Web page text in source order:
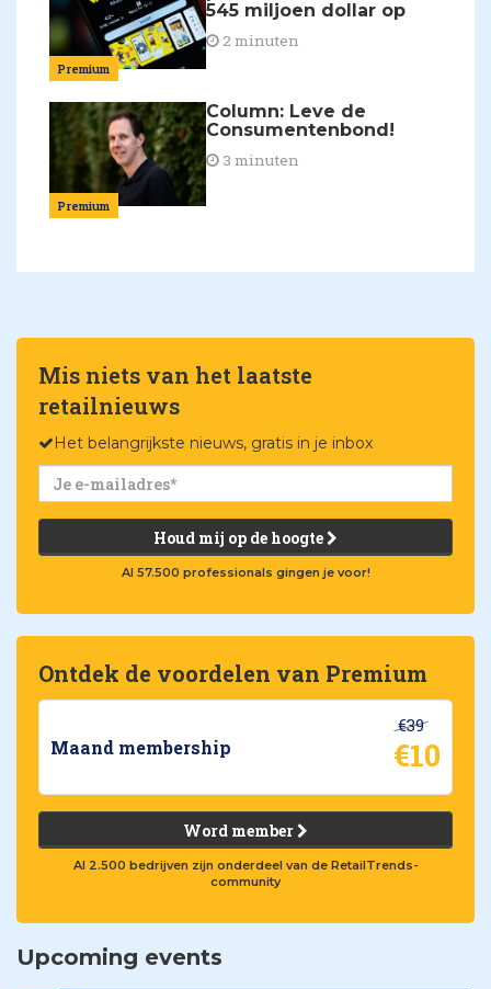
Premium
545 miljoen dollar op
2 minuten
Premium
Column: Leve de
Consumentenbond!
3 minuten
Mis niets van het laatste
retailnieuws
Het belangrijkste nieuws, gratis in je inbox
Houd mij op de hoogte
Al 57.500 professionals gingen je voor!
Ontdek de voordelen van Premium
Maand membership
€39
€10
Word member
Al 2.500 bedrijven zijn onderdeel van de RetailTrends-
community
Upcoming events